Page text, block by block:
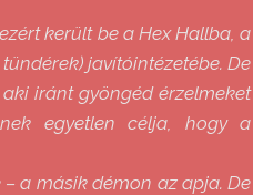
került be a Hex Hallba, a
javítóintézetébe. De
iránt gyöngéd érzelmeket
egyetlen célja, hogy a
a másik démon az apja. De